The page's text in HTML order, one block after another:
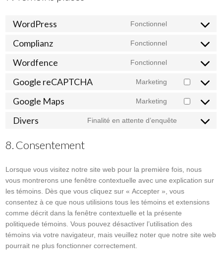
WordPress Fonctionnel
wordpress
Complianz Fonctionnel
complianz
Wordfence Fonctionnel
wordfence
Google reCAPTCHA Marketing
Consent
google-
Google Maps Marketing
Consent
Divers Finalité en attente d’enquête
Consent
8. Consentement
Lorsque vous visitez notre site web pour la première fois, nous
vous montrerons une fenêtre contextuelle avec une explication sur
les témoins. Dès que vous cliquez sur « Accepter », vous
consentez à ce que nous utilisions tous les témoins et extensions
comme décrit dans la fenêtre contextuelle et la présente
politiquede témoins. Vous pouvez désactiver l’utilisation des
témoins via votre navigateur, mais veuillez noter que notre site web
pourrait ne plus fonctionner correctement.